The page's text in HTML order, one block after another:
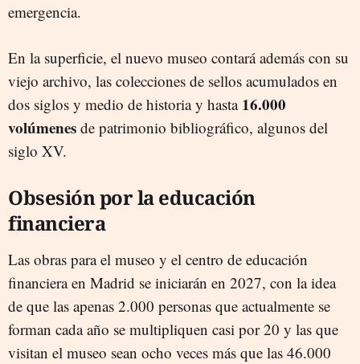
emergencia.
En la superficie, el nuevo museo contará además con su
viejo archivo, las colecciones de sellos acumulados en
dos siglos y medio de historia y hasta 16.000
volúmenes de patrimonio bibliográfico, algunos del
siglo XV.
Obsesión por la educación
financiera
Las obras para el museo y el centro de educación
financiera en Madrid se iniciarán en 2027, con la idea
de que las apenas 2.000 personas que actualmente se
forman cada año se multipliquen casi por 20 y las que
visitan el museo sean ocho veces más que las 46.000